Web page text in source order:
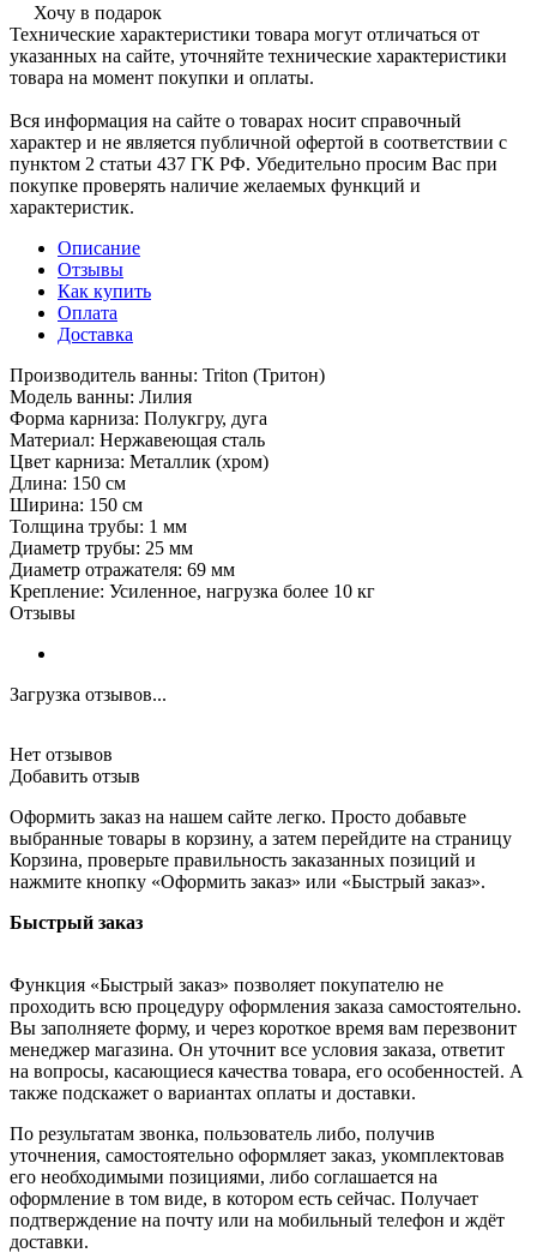
Хочу в подарок
Технические характеристики товара могут отличаться от
указанных на сайте, уточняйте технические характеристики
товара на момент покупки и оплаты.
Вся информация на сайте о товарах носит справочный
характер и не является публичной офертой в соответствии с
пунктом 2 статьи 437 ГК РФ. Убедительно просим Вас при
покупке проверять наличие желаемых функций и
характеристик.
Описание
Отзывы
Как купить
Оплата
Доставка
Производитель ванны: Triton (Тритон)
Модель ванны: Лилия
Форма карниза: Полукгру, дуга
Материал: Нержавеющая сталь
Цвет карниза: Металлик (хром)
Длина: 150 см
Ширина: 150 см
Толщина трубы: 1 мм
Диаметр трубы: 25 мм
Диаметр отражателя: 69 мм
Крепление: Усиленное, нагрузка более 10 кг
Отзывы
Загрузка отзывов...
Нет отзывов
Добавить отзыв
Оформить заказ на нашем сайте легко. Просто добавьте
выбранные товары в корзину, а затем перейдите на страницу
Корзина, проверьте правильность заказанных позиций и
нажмите кнопку «Оформить заказ» или «Быстрый заказ».
Быстрый заказ
Функция «Быстрый заказ» позволяет покупателю не
проходить всю процедуру оформления заказа самостоятельно.
Вы заполняете форму, и через короткое время вам перезвонит
менеджер магазина. Он уточнит все условия заказа, ответит
на вопросы, касающиеся качества товара, его особенностей. А
также подскажет о вариантах оплаты и доставки.
По результатам звонка, пользователь либо, получив
уточнения, самостоятельно оформляет заказ, укомплектовав
его необходимыми позициями, либо соглашается на
оформление в том виде, в котором есть сейчас. Получает
подтверждение на почту или на мобильный телефон и ждёт
доставки.